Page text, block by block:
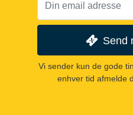
Send
Vi sender kun de gode
enhver tid afmelde